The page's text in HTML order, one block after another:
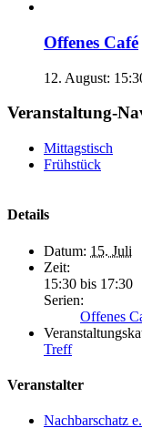
Offenes Café
12. August:
Veranstaltung-
Mittagstisch
Frühstück
Details
Datum: 15. Juli
Zeit:
15:30 bis 17:30
Serien:
Offenes
Treff
Veranstalter
Nachbarschatz